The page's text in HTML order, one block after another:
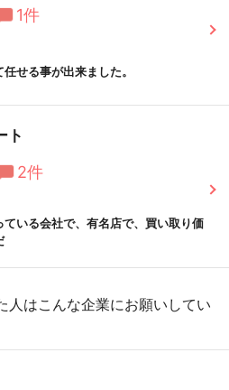
1件
せる事が出来ました。
ト
2件
いる会社で、有名店で、買い取り価
人はこんな企業にお願いしてい